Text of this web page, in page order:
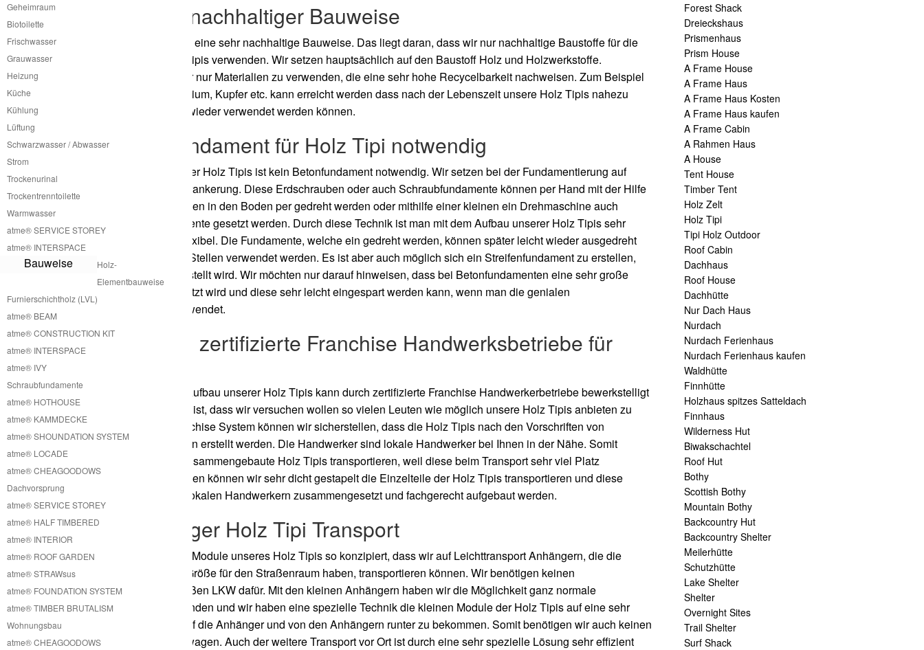
Geheimraum
Biotoilette
Frischwasser
Grauwasser
Heizung
Küche
Kühlung
Lüftung
Schwarzwasser / Abwasser
Strom
Trockenurinal
Trockentrenntoilette
Warmwasser
atme® SERVICE STOREY
atme® INTERSPACE
Bauweise
Holz-
Elementbauweise
Furnierschichtholz (LVL)
atme® BEAM
atme® CONSTRUCTION KIT
atme® INTERSPACE
atme® IVY
Schraubfundamente
atme® HOTHOUSE
atme® KAMMDECKE
atme® SHOUNDATION SYSTEM
atme® LOCADE
atme® CHEAGOODOWS
Dachvorsprung
atme® SERVICE STOREY
atme® HALF TIMBERED
atme® INTERIOR
atme® ROOF GARDEN
atme® STRAWsus
atme® FOUNDATION SYSTEM
atme® TIMBER BRUTALISM
Wohnungsbau
atme® CHEAGOODOWS
Holz Tipi mit nachhaltiger Bauweise
Unsere Holz Tipis haben eine sehr nachhaltige Bauweise. Das liegt daran, dass wir nur nachhaltige Baustoffe für die
Fertigung unserer Holz Tipis verwenden. Wir setzen hauptsächlich auf den Baustoff Holz und Holzwerkstoffe.
Ansonsten versuchen wir nur Materialien zu verwenden, die eine sehr hohe Recycelbarkeit nachweisen. Zum Beispiel
durch Bleche wie Aluminium, Kupfer etc. kann erreicht werden dass nach der Lebenszeit unsere Holz Tipis nahezu
vollständig recycelt und wieder verwendet werden können.
Kein Betonfundament für Holz Tipi notwendig
Für die Installation unserer Holz Tipis ist kein Betonfundament notwendig. Wir setzen bei der Fundamentierung auf
clevere Erdschraubenverankerung. Diese Erdschrauben oder auch Schraubfundamente können per Hand mit der Hilfe
von langen Eindrehstangen in den Boden per gedreht werden oder mithilfe einer kleinen ein Drehmaschine auch
größere Schraubfundamente gesetzt werden. Durch diese Technik ist man mit dem Aufbau unserer Holz Tipis sehr
schnell und auch sehr flexibel. Die Fundamente, welche ein gedreht werden, können später leicht wieder ausgedreht
werden und an anderen Stellen verwendet werden. Es ist aber auch möglich sich ein Streifenfundament zu erstellen,
auf das das Holz Tipi gestellt wird. Wir möchten nur darauf hinweisen, dass bei Betonfundamenten eine sehr große
Menge von CO2 freigesetzt wird und diese sehr leicht eingespart werden kann, wenn man die genialen
Schraubfundamente verwendet.
Aufbau durch zertifizierte Franchise Handwerksbetriebe für
Die Produktion und der Aufbau unserer Holz Tipis kann durch zertifizierte Franchise Handwerkerbetriebe bewerkstelligt
werden. Der Grund dafür ist, dass wir versuchen wollen so vielen Leuten wie möglich unsere Holz Tipis anbieten zu
können. Mit diesem Franchise System können wir sicherstellen, dass die Holz Tipis nach den Vorschriften von
zertifizierten Handwerkern erstellt werden. Die Handwerker sind lokale Handwerker bei Ihnen in der Nähe. Somit
müssen wir nicht fertig zusammengebaute Holz Tipis transportieren, weil diese beim Transport sehr viel Platz
verschwenden. Stattdessen können wir sehr dicht gestapelt die Einzelteile der Holz Tipis transportieren und diese
können vor Ort von den lokalen Handwerkern zusammengesetzt und fachgerecht aufgebaut werden.
Kostengünstiger Holz Tipi Transport
Wir haben die einzelnen Module unseres Holz Tipis so konzipiert, dass wir auf Leichttransport Anhängern, die die
maximale zugelassene Größe für den Straßenraum haben, transportieren können. Wir benötigen keinen
Sattelschlepper oder großen LKW dafür. Mit den kleinen Anhängern haben wir die Möglichkeit ganz normale
Transportmittel zu verwenden und wir haben eine spezielle Technik die kleinen Module der Holz Tipis auf eine sehr
clevere Art und Weise auf die Anhänger und von den Anhängern runter zu bekommen. Somit benötigen wir auch keinen
Kran oder mobilen Kranwagen. Auch der weitere Transport vor Ort ist durch eine sehr spezielle Lösung sehr effizient
Forest Shack
Dreieckshaus
Prismenhaus
Prism House
A Frame House
A Frame Haus
A Frame Haus Kosten
A Frame Haus kaufen
A Frame Cabin
A Rahmen Haus
A House
Tent House
Timber Tent
Holz Zelt
Holz Tipi
Tipi Holz Outdoor
Roof Cabin
Dachhaus
Roof House
Dachhütte
Nur Dach Haus
Nurdach
Nurdach Ferienhaus
Nurdach Ferienhaus kaufen
Waldhütte
Finnhütte
Holzhaus spitzes Satteldach
Finnhaus
Wilderness Hut
Biwakschachtel
Roof Hut
Bothy
Scottish Bothy
Mountain Bothy
Backcountry Hut
Backcountry Shelter
Meilerhütte
Schutzhütte
Lake Shelter
Shelter
Overnight Sites
Trail Shelter
Surf Shack